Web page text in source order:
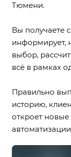
Тюмени.
Вы получаете
информирует,
выбор,
всё в рамках
Правильно
историю,
откроет